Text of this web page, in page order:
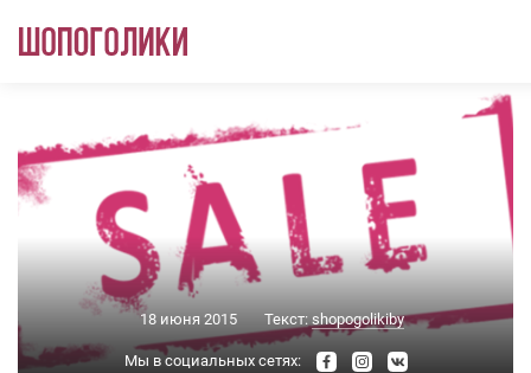
18 июня 2015 Текст: shopogolikiby
Мы в социальных сетях: